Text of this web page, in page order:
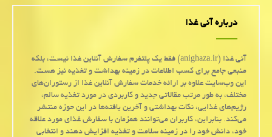
درباره آنی غذا
آنی غذا (anighaza.ir) فقط یک پلتفرم سفارش آنلاین غذا نیست، بلکه
منبعی جامع برای کسب اطلاعات در زمینه بهداشت و تغذیه نیز هست.
این وب‌سایت علاوه بر ارائه خدمات سفارش آنلاین غذا از رستوران‌های
مختلف، به طور مرتب مقالاتی جدید و کاربردی در مورد تغذیه سالم،
رژیم‌های غذایی، نکات بهداشتی و آخرین یافته‌ها در این حوزه منتشر
می‌کند. بنابراین، کاربران می‌توانند همزمان با سفارش غذای مورد علاقه
خود، دانش خود را در زمینه سلامت و تغذیه افزایش دهند و انتخابی